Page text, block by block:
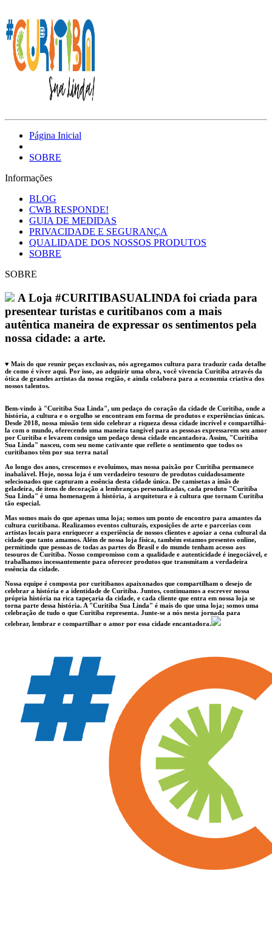
Página Inicial
SOBRE
Informações
BLOG
CWB RESPONDE!
GUIA DE MEDIDAS
PRIVACIDADE E SEGURANÇA
QUALIDADE DOS NOSSOS PRODUTOS
SOBRE
SOBRE
A Loja #CURITIBASUALINDA foi criada para
presentear turistas e curitibanos com a mais
autêntica maneira de expressar os sentimentos pela
nossa cidade: a arte.
♥ Mais do que reunir peças exclusivas, nós agregamos cultura para traduzir cada detalhe
de como é viver aqui. Por isso, ao adquirir uma obra, você vivencia Curitiba através da
ótica de grandes artistas da nossa região, e ainda colabora para a economia criativa dos
nossos talentos.
Bem-vindo à "Curitiba Sua Linda", um pedaço do coração da cidade de Curitiba, onde a
história, a cultura e o orgulho se encontram em forma de produtos e experiências únicas.
Desde 2018, nossa missão tem sido celebrar a riqueza dessa cidade incrível e compartilhá-
la com o mundo, oferecendo uma maneira tangível para as pessoas expressarem seu amor
por Curitiba e levarem consigo um pedaço dessa cidade encantadora. Assim, "Curitiba
Sua Linda" nasceu, com seu nome cativante que reflete o sentimento que todos os
curitibanos têm por sua terra natal
Ao longo dos anos, crescemos e evoluímos, mas nossa paixão por Curitiba permanece
inabalável. Hoje, nossa loja é um verdadeiro tesouro de produtos cuidadosamente
selecionados que capturam a essência desta cidade única. De camisetas a ímãs de
geladeira, de itens de decoração a lembranças personalizadas, cada produto "Curitiba
Sua Linda" é uma homenagem à história, à arquitetura e à cultura que tornam Curitiba
tão especial.
Mas somos mais do que apenas uma loja; somos um ponto de encontro para amantes da
cultura curitibana. Realizamos eventos culturais, exposições de arte e parcerias com
artistas locais para enriquecer a experiência de nossos clientes e apoiar a cena cultural da
cidade que tanto amamos. Além de nossa loja física, também estamos presentes online,
permitindo que pessoas de todas as partes do Brasil e do mundo tenham acesso aos
tesouros de Curitiba. Nosso compromisso com a qualidade e autenticidade é inegociável, e
trabalhamos incessantemente para oferecer produtos que transmitam a verdadeira
essência da cidade.
Nossa equipe é composta por curitibanos apaixonados que compartilham o desejo de
celebrar a história e a identidade de Curitiba. Juntos, continuamos a escrever nossa
própria história na rica tapeçaria da cidade, e cada cliente que entra em nossa loja se
torna parte dessa história. A "Curitiba Sua Linda" é mais do que uma loja; somos uma
celebração de tudo o que Curitiba representa. Junte-se a nós nesta jornada para
celebrar, lembrar e compartilhar o amor por essa cidade encantadora.